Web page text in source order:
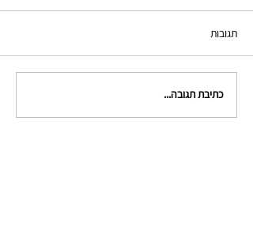
תגובות
כתיבת תגובה...